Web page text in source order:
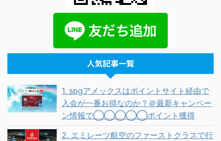
人気記事一覧
1. spgアメックスはポイントサイト経由で
入会が一番お得なのか？＠最新キャンペー
ン情報で◯◯◯◯◯ポイント獲得
2. エミレーツ航空のファーストクラスで行